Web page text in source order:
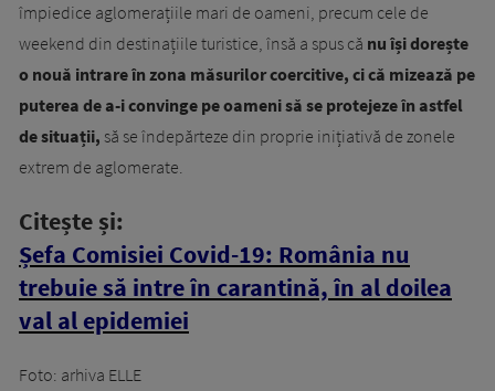
împiedice aglomerațiile mari de oameni, precum cele de
weekend din destinațiile turistice, însă a spus că nu își dorește
o nouă intrare în zona măsurilor coercitive, ci că mizează pe
puterea de a-i convinge pe oameni să se protejeze în astfel
de situații, să se îndepărteze din proprie inițiativă de zonele
extrem de aglomerate.
Citește și:
Șefa Comisiei Covid-19: România nu
trebuie să intre în carantină, în al doilea
val al epidemiei
Foto: arhiva ELLE